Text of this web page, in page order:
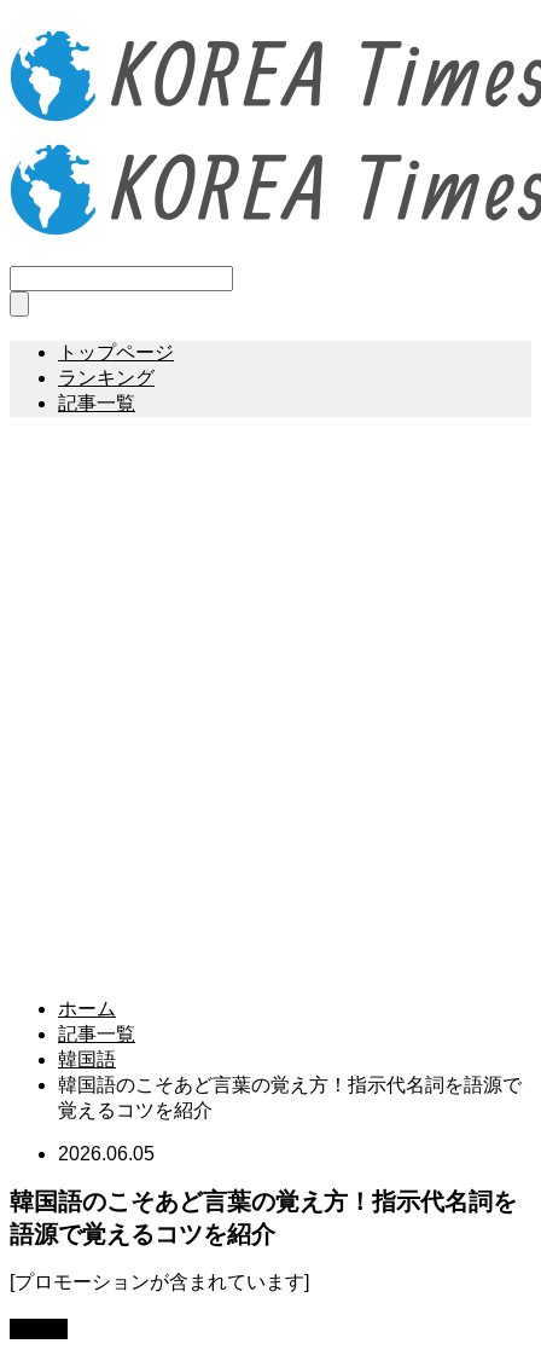
トップページ
ランキング
記事一覧
ホーム
記事一覧
韓国語
韓国語のこそあど言葉の覚え方！指示代名詞を語源で
覚えるコツを紹介
2026.06.05
韓国語のこそあど言葉の覚え方！指示代名詞を
語源で覚えるコツを紹介
[プロモーションが含まれています]